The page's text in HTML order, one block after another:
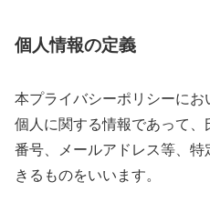
個人情報の定義
本プライバシーポリシーに
個人に関する情報であって
番号、メールアドレス等、
きるものをいいます。